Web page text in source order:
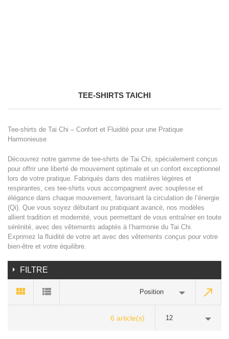
TEE-SHIRTS TAICHI
Tee-shirts de Tai Chi – Confort et Fluidité pour une Pratique
Harmonieuse
Découvrez notre gamme de tee-shirts de Tai Chi, spécialement conçus
pour offrir une liberté de mouvement optimale et un confort exceptionnel
lors de votre pratique. Fabriqués dans des matières légères et
respirantes, ces tee-shirts vous accompagnent avec souplesse et
élégance dans chaque mouvement, favorisant la circulation de l’énergie
(Qi). Que vous soyez débutant ou pratiquant avancé, nos modèles
allient tradition et modernité, vous permettant de vous entraîner en toute
sérénité, avec des vêtements adaptés à l’harmonie du Tai Chi.
Exprimez la fluidité de votre art avec des vêtements conçus pour votre
bien-être et votre équilibre.
FILTRE
Position
6 article(s) 12